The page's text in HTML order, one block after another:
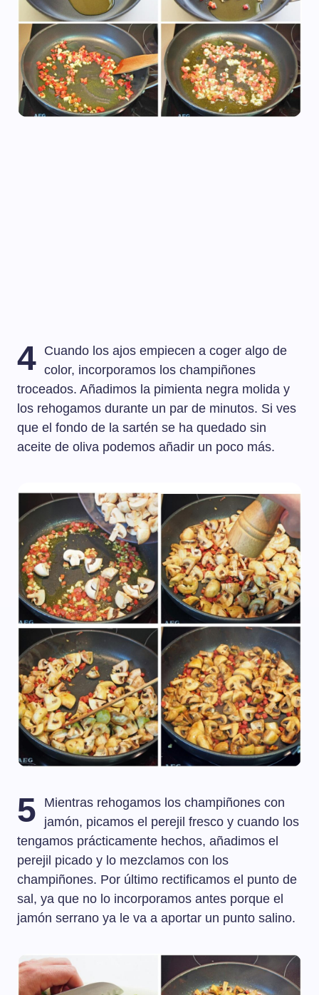
4 Cuando los ajos empiecen a coger algo de
color, incorporamos los champiñones
troceados. Añadimos la pimienta negra molida y
los rehogamos durante un par de minutos. Si ves
que el fondo de la sartén se ha quedado sin
aceite de oliva podemos añadir un poco más.
5
Mientras rehogamos los champiñones con
jamón, picamos el perejil fresco y cuando los
tengamos prácticamente hechos, añadimos el
perejil picado y lo mezclamos con los
champiñones. Por último rectificamos el punto de
sal, ya que no lo incorporamos antes porque el
jamón serrano ya le va a aportar un punto salino.